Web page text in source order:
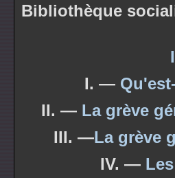
Bibliothèque
I. —
II. — La grève
III. —La grève
IV. —